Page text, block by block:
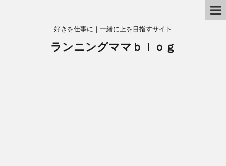
好きを仕事に｜一緒に上を目指すサイト
ランニングママｂｌｏｇ